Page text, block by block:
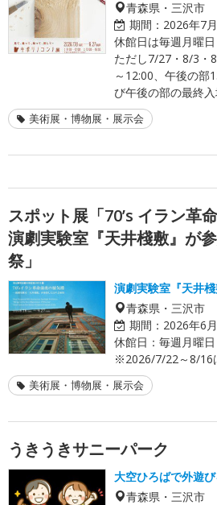
青森県・三沢市
期間： 2026年7
休館日は毎週月曜日
ただし7/27・8/3・
～12:00、午後の部
び午後の部の最終入
美術展・博物展・展示会
スポット展「70’s イラン
演劇実験室『天井棧敷』が
祭」
演劇実験室『天井
青森県・三沢市
期間： 2026年6
休館日：毎週月曜日
※2026/7/22～8/16
美術展・博物展・展示会
うきうきサニーパーク
大空ひろばで外遊
青森県・三沢市